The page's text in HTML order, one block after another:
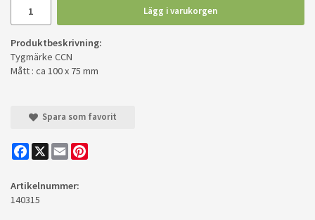
Lägg i varukorgen
Produktbeskrivning:
Tygmärke CCN
Mått : ca 100 x 75 mm
Spara som favorit
Facebook
X Email
Artikelnummer:
140315